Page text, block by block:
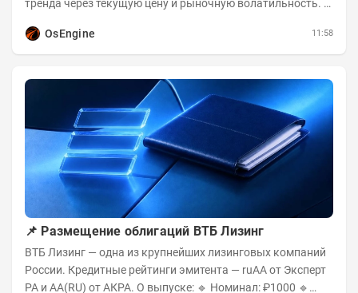
тренда через текущую цену и рыночную волатильность. В
OsEngine
11:58
📌 Размещение облигаций ВТБ Лизинг
ВТБ Лизинг — одна из крупнейших лизинговых компаний
России. Кредитные рейтинги эмитента — ruAA от Эксперт
РА и AA(RU) от АКРА. О выпуске: 🔹 Номинал: ₽1000 🔹